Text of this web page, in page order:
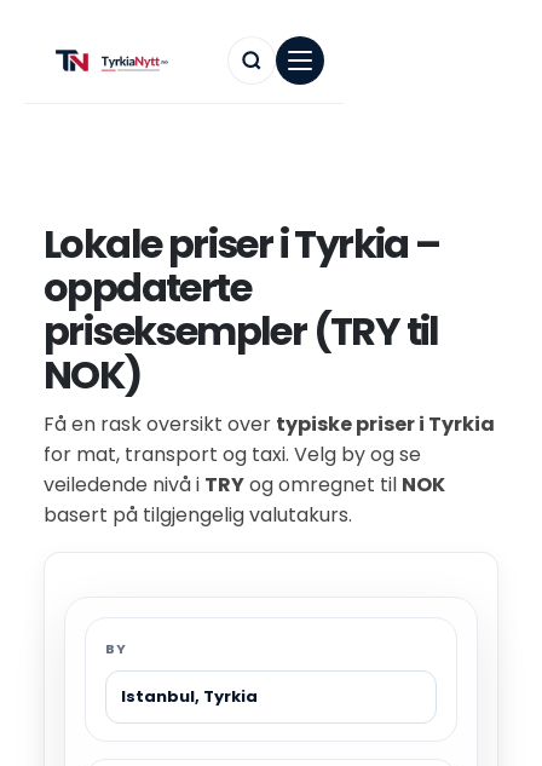
Lokale priser i Tyrkia –
oppdaterte
priseksempler (TRY til
NOK)
Få en rask oversikt over typiske priser i Tyrkia
for mat, transport og taxi. Velg by og se
veiledende nivå i TRYog omregnet til NOK
basert på tilgjengelig valutakurs.
BY